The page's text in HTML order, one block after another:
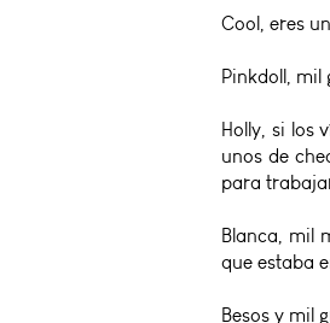
Cool, eres
Pinkdoll, mil
Holly, si los
unos de
para
Blanca, mil
que estaba
Besos y mil